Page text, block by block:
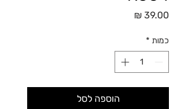
כמות *
הוספה לסל